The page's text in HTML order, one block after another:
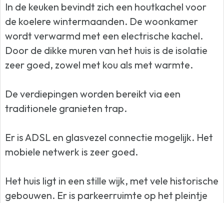
In de keuken bevindt zich een houtkachel voor
de koelere wintermaanden. De woonkamer
wordt verwarmd met een electrische kachel.
Door de dikke muren van het huis is de isolatie
zeer goed, zowel met kou als met warmte.
De verdiepingen worden bereikt via een
traditionele granieten trap.
Er is ADSL en glasvezel connectie mogelijk. Het
mobiele netwerk is zeer goed.
Het huis ligt in een stille wijk, met vele historische
gebouwen. Er is parkeerruimte op het pleintje